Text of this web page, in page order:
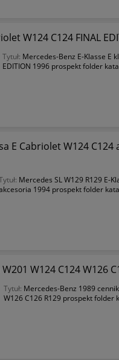
W124 C124 FINAL
Tytuł: Mercedes-Benz E-Klasse E
EDITION 1996 prospekt folder
E Cabriolet W124 C124
Mercedes SL W129 R129 E-
1994 prospekt folder
W124 C124 W126
Tytuł: Mercedes-Benz 1989
W126 C126 R129 prospekt folder